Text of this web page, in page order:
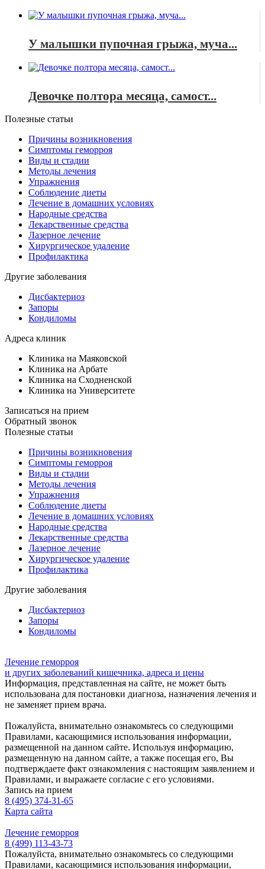
У малышки пупочная грыжа, муча...
Девочке полтора месяца, самост...
Полезные статьи
Причины возникновения
Симптомы геморроя
Виды и стадии
Методы лечения
Упражнения
Соблюдение диеты
Лечение в домашних условиях
Народные средства
Лекарственные средства
Лазерное лечение
Хирургическое удаление
Профилактика
Другие заболевания
Дисбактериоз
Запоры
Кондиломы
Адреса клиник
Клиника на Маяковской
Клиника на Арбате
Клиника на Сходненской
Клиника на Университете
Записаться на прием
Обратный звонок
Полезные статьи
Причины возникновения
Симптомы геморроя
Виды и стадии
Методы лечения
Упражнения
Соблюдение диеты
Лечение в домашних условиях
Народные средства
Лекарственные средства
Лазерное лечение
Хирургическое удаление
Профилактика
Другие заболевания
Дисбактериоз
Запоры
Кондиломы
Лечение геморроя
и других заболеваний кишечника, адреса и цены
Информация, представленная на сайте, не может быть
использована для постановки диагноза, назначения лечения и
не заменяет прием врача.
Пожалуйста, внимательно ознакомьтесь со следующими
Правилами, касающимися использования информации,
размещенной на данном сайте. Используя информацию,
размещенную на данном сайте, а также посещая его, Вы
подтверждаете факт ознакомления с настоящим заявлением и
Правилами, и выражаете согласие с его условиями.
Запись на прием
8 (495) 374-31-65
Карта сайта
Лечение геморроя
8 (499) 113-43-73
Пожалуйста, внимательно ознакомьтесь со следующими
Правилами, касающимися использования информации,